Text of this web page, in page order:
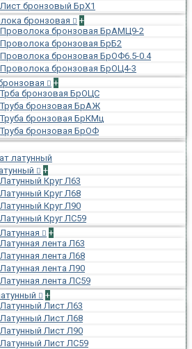
Лист бронзовый БрХ1
бронзовая
+
Проволока бронзовая БрАМЦ9-2
Проволока бронзовая БрБ2
Проволока бронзовая БрОФ6.5-0.4
Проволока бронзовая БрОЦ4-3
+
Трба бронзовая БрОЦС
Труба бронзовая БрАЖ
Труба бронзовая БрКМц
Труба бронзовая БрОФ
латунный
+
Латунный Круг Л63
Латунный Круг Л68
Латунный Круг Л90
Латунный Круг ЛС59
+
Латунная лента Л63
Латунная лента Л68
Латунная лента Л90
Латунная лента ЛС59
+
Латунный Лист Л63
Латунный Лист Л68
Латунный Лист Л90
Латунный Лист ЛС59